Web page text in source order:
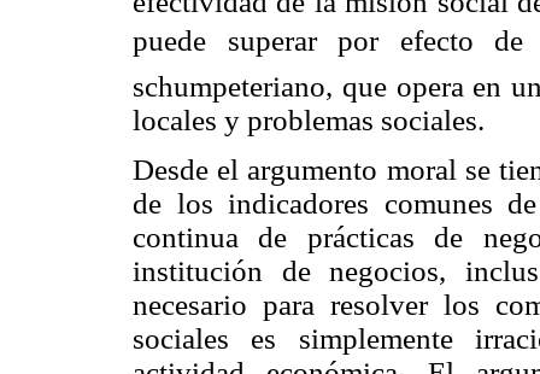
puede superar por efecto de
schumpeteriano, que opera en
locales y problemas sociales.
Desde el argumento moral se
de los indicadores comunes
continua de prácticas de
institución de negocios,
necesario para resolver los
sociales es simplemente